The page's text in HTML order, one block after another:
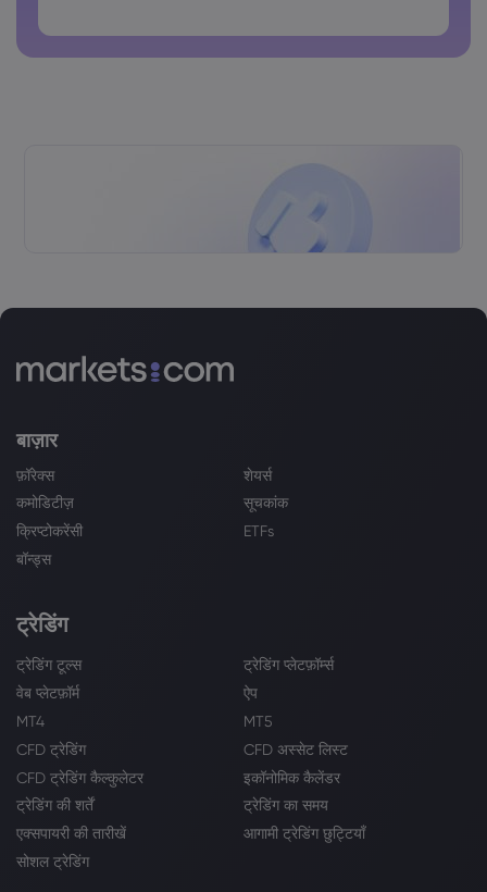
बाज़ार
फ़ॉरेक्स
शेयर्स
कमोडिटीज़
सूचकांक
क्रिप्टोकरेंसी
ETFs
बॉन्ड्स
ट्रेडिंग
ट्रेडिंग टूल्स
ट्रेडिंग प्लेटफ़ॉर्म्स
वेब प्लेटफ़ॉर्म
ऐप
MT4
MT5
CFD ट्रेडिंग
CFD अस्सेट लिस्ट
CFD ट्रेडिंग कैल्कुलेटर
इकॉनोमिक कैलेंडर
ट्रेडिंग की शर्तें
ट्रेडिंग का समय
एक्सपायरी की तारीखें
आगामी ट्रेडिंग छुट्टियाँ
सोशल ट्रेडिंग